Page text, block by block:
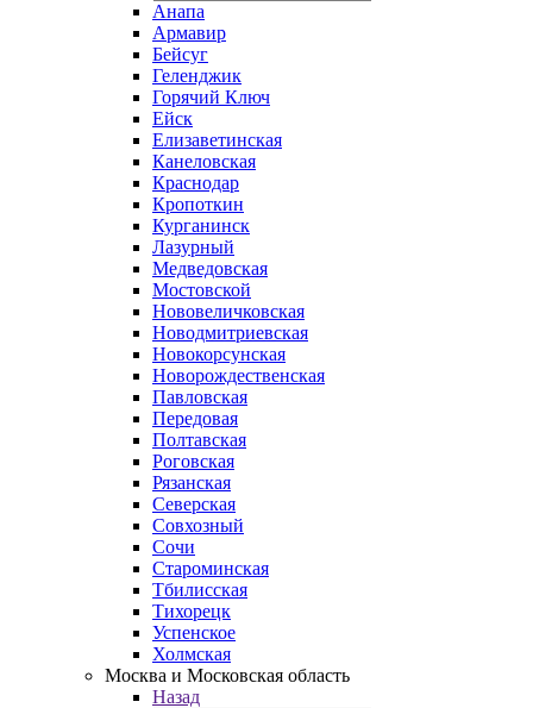
Анапа
Армавир
Бейсуг
Геленджик
Горячий Ключ
Ейск
Елизаветинская
Канеловская
Краснодар
Кропоткин
Курганинск
Лазурный
Медведовская
Мостовской
Нововеличковская
Новодмитриевская
Новокорсунская
Новорождественская
Павловская
Передовая
Полтавская
Роговская
Рязанская
Северская
Совхозный
Сочи
Староминская
Тбилисская
Тихорецк
Успенское
Холмская
Москва и Московская область
Назад